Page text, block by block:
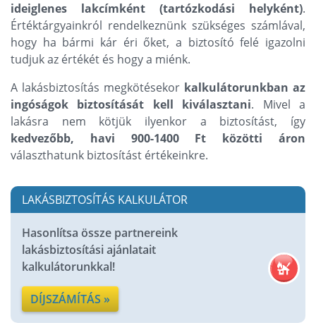
ideiglenes lakcímként (tartózkodási helyként).
Értéktárgyainkról rendelkeznünk szükséges számlával,
hogy ha bármi kár éri őket, a biztosító felé igazolni
tudjuk az értékét és hogy a miénk.
A lakásbiztosítás megkötésekor kalkulátorunkban az
ingóságok biztosítását kell kiválasztani. Mivel a
lakásra nem kötjük ilyenkor a biztosítást, így
kedvezőbb, havi 900-1400 Ft közötti áron
választhatunk biztosítást értékeinkre.
LAKÁSBIZTOSÍTÁS KALKULÁTOR
Hasonlítsa össze partnereink
lakásbiztosítási ajánlatait
kalkulátorunkkal!
DÍJSZÁMÍTÁS »